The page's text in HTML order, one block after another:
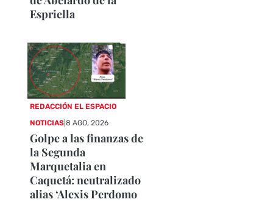
Espriella
REDACCIÓN EL ESPACIO
NOTICIAS |8 AGO, 2026
Golpe a las finanzas de
la Segunda
Marquetalia en
Caquetá: neutralizado
alias ‘Alexis Perdomo